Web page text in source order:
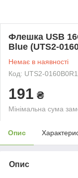
Флешка USB
Blue (UTS2-
Немає в наявності
Код: UTS2-
191 ₴
Мінімальна сума
Опис
Опис